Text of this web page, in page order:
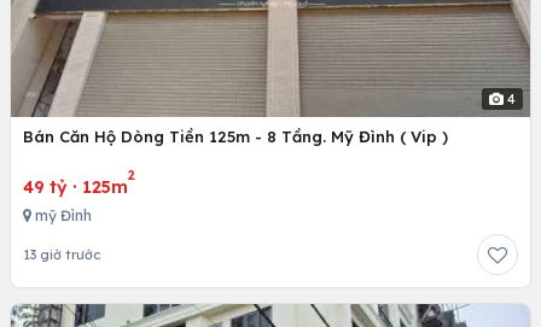
4
Bán Căn Hộ Dòng Tiền 125m - 8 Tầng. Mỹ Đình ( Vip )
49 tỷ · 125m
2
mỹ Đình
13 giờ trước